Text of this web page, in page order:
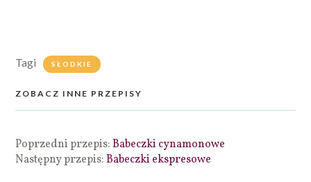
Tagi SŁODKIE
ZOBACZ INNE PRZEPISY
Poprzedni przepis:Babeczki cynamonowe
Następny przepis:Babeczki ekspresowe